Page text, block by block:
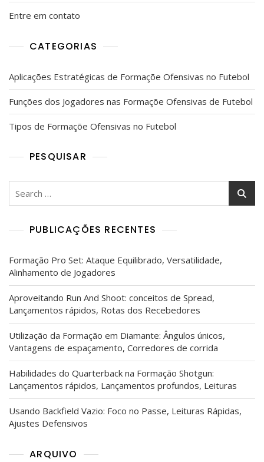
Entre em contato
CATEGORIAS
Aplicações Estratégicas de Formaçõe Ofensivas no Futebol
Funções dos Jogadores nas Formaçõe Ofensivas de Futebol
Tipos de Formaçõe Ofensivas no Futebol
PESQUISAR
Search
PUBLICAÇÕES RECENTES
Formação Pro Set: Ataque Equilibrado, Versatilidade,
Alinhamento de Jogadores
Aproveitando Run And Shoot: conceitos de Spread,
Lançamentos rápidos, Rotas dos Recebedores
Utilização da Formação em Diamante: Ângulos únicos,
Vantagens de espaçamento, Corredores de corrida
Habilidades do Quarterback na Formação Shotgun:
Lançamentos rápidos, Lançamentos profundos, Leituras
Usando Backfield Vazio: Foco no Passe, Leituras Rápidas,
Ajustes Defensivos
ARQUIVO